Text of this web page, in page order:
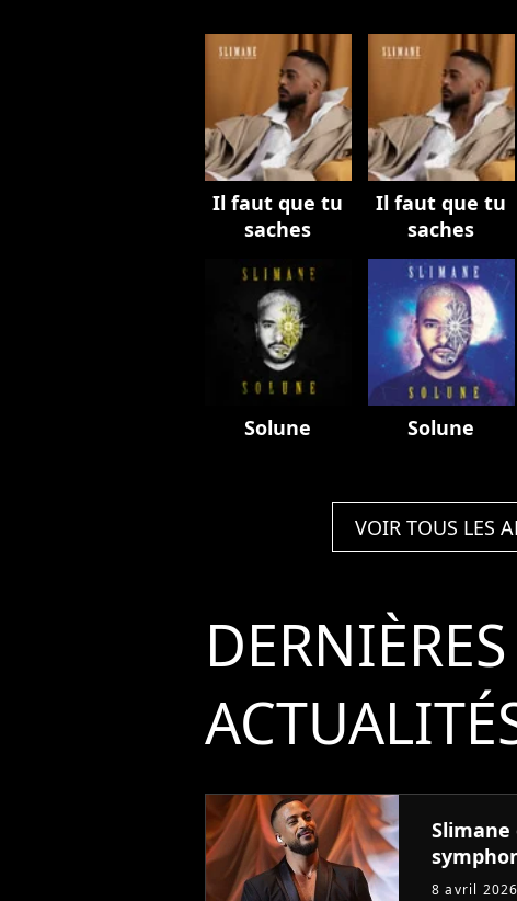
Il faut que tu
saches
Il faut que tu
saches
Solune Solune
VOIR TOUS LES
DERNIÈRES
8 avril 2026